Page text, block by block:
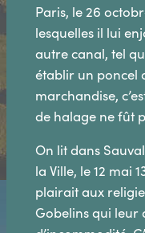
Paris, le 26
lesquelles il lui
autre canal, tel
établir un poncel
marchandise,
de halage ne fût
On lit dans
la Ville, le 12 mai
plairait aux
Gobelins qui